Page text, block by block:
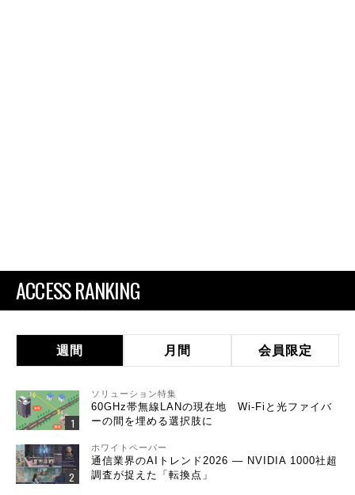
ACCESS RANKING
週間 月間 会員限定
ソリューション特集
60GHz帯無線LANの現在地 Wi-Fiと光ファイバ
ーの間を埋める選択肢に
ホワイトペーパー
通信業界のAIトレンド2026 ― NVIDIA 1000社超
調査が捉えた「転換点」